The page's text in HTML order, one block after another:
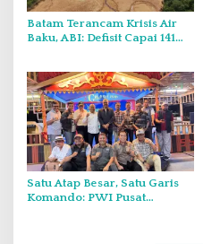
Batam Terancam Krisis Air
Baku, ABI: Defisit Capai 141
Satu Atap Besar, Satu Garis
Komando: PWI Pusat